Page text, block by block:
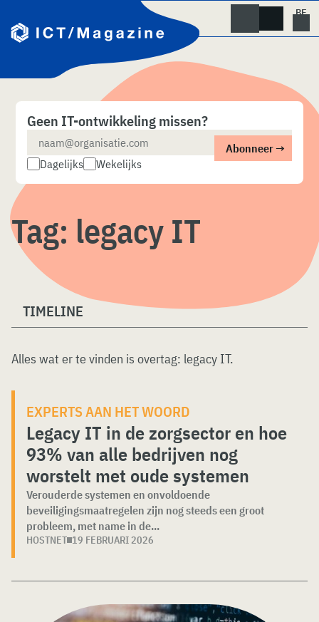
naar
content
Geen IT-ontwikkeling missen?
Dagelijks Wekelijks
Tag: legacy IT
TIMELINE
Alles wat er te vinden is overtag: legacy IT.
EXPERTS AAN HET WOORD
Legacy IT in de zorgsector en hoe
93% van alle bedrijven nog
worstelt met oude systemen
Verouderde systemen en onvoldoende
beveiligingsmaatregelen zijn nog steeds een groot
probleem, met name in de...
HOSTNET 19 FEBRUARI 2026